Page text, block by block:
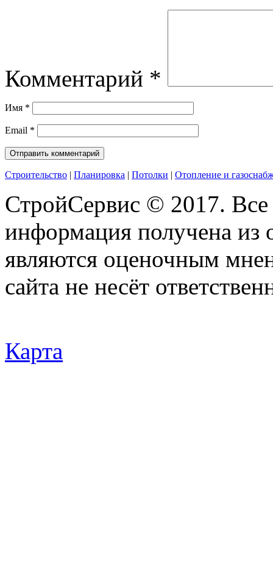
Комментарий *
Имя *
Email *
Строительство | Планировка | Потолки | Отопление и
СтройСервис © 2017.
информация получена из
являются оценочным
сайта не несёт
Карта